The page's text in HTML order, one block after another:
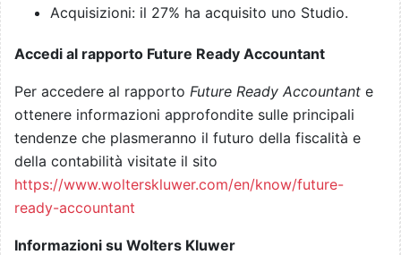
Acquisizioni: il 27% ha acquisito uno Studio.
Accedi al rapporto Future Ready Accountant
Per accedere al rapporto Future Ready Accountant e
ottenere informazioni approfondite sulle principali
tendenze che plasmeranno il futuro della fiscalità e
della contabilità visitate il sito
https://www.wolterskluwer.com/en/know/future-
ready-accountant
Informazioni su Wolters Kluwer